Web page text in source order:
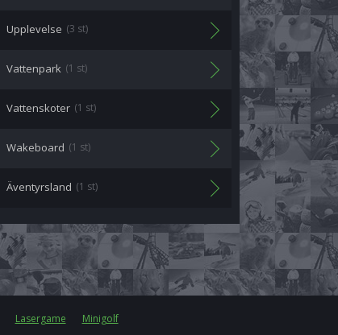
Upplevelse (3 st)
Vattenpark (1 st)
Vattenskoter (1 st)
Wakeboard (1 st)
Äventyrsland (1 st)
Lasergame
Minigolf